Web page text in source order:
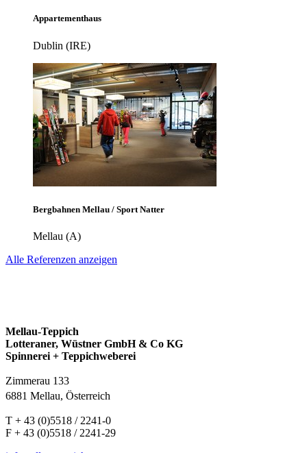
Appartementhaus
Dublin (IRE)
Bergbahnen Mellau / Sport Natter
Mellau (A)
Alle Referenzen anzeigen
Mellau-Teppich
Lotteraner, Wüstner GmbH & Co KG
Spinnerei + Teppichweberei
Zimmerau 133
6881 Mellau, Österreich
T + 43 (0)5518 / 2241-0
F + 43 (0)5518 / 2241-29